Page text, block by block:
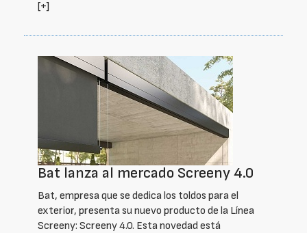
[+]
Bat lanza al mercado Screeny 4.0
Bat, empresa que se dedica los toldos para el
exterior, presenta su nuevo producto de la Línea
Screeny: Screeny 4.0. Esta novedad está